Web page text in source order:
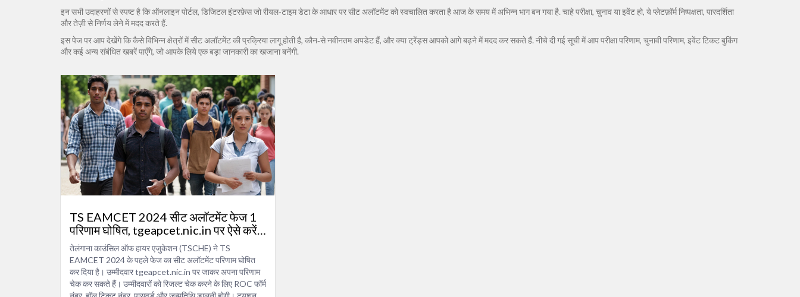
इन सभी उदाहरणों से स्पष्ट है किऑनलाइन पोर्टल, डिजिटल इंटरफ़ेस जो रीयल‑टाइम डेटा के आधार पर सीट अलॉटमेंट को स्वचालित करता हैआज के समय में अभिन्न भाग बन गया है. चाहे परीक्षा, चुनाव या इवेंट हो, ये प्लेटफ़ॉर्म निष्पक्षता, पारदर्शिता
और तेज़ी से निर्णय लेने में मदद करते हैं.
इस पेज पर आप देखेंगे कि कैसे विभिन्न क्षेत्रों में सीट अलॉटमेंट की प्रक्रिया लागू होती है, कौन‑से नवीनतम अपडेट हैं, और क्या ट्रेंड्स आपको आगे बढ़ने में मदद कर सकते हैं. नीचे दी गई सूची में आप परीक्षा परिणाम, चुनावी परिणाम, इवेंट टिकट बुकिंग
और कई अन्य संबंधित खबरें पाएँगे, जो आपके लिये एक बड़ा जानकारी का खजाना बनेंगी.
TS EAMCET 2024 सीट अलॉटमेंट फेज 1
परिणाम घोषित, tgeapcet.nic.in पर ऐसे करें
चेक
तेलंगाना काउंसिल ऑफ हायर एजुकेशन (TSCHE) ने TS
EAMCET 2024 के पहले फेज का सीट अलॉटमेंट परिणाम घोषित
कर दिया है। उम्मीदवार tgeapcet.nic.in पर जाकर अपना परिणाम
चेक कर सकते हैं। उम्मीदवारों को रिजल्ट चेक करने के लिए ROC फॉर्म